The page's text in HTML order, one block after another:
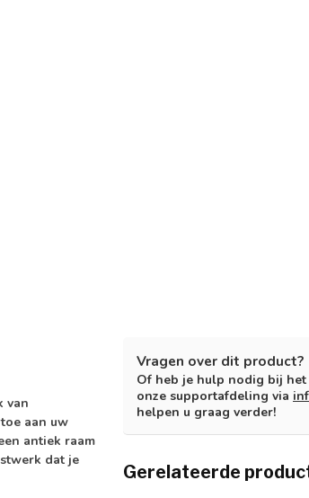
van
aan uw
antiek raam
dat je
Vragen over dit product?
Of heb je hulp nodig bij
onze supportafdeling via
helpen u graag verder!
Gerelateerde